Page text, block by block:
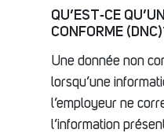
QU’EST‑CE
CONFORME
Une donnée non
lorsqu’une
l’employeur ne
l’information